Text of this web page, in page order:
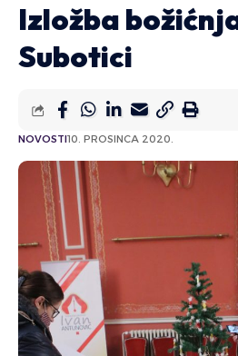
Izložba
Subotici
NOVOSTI10. PROSINCA 2020.